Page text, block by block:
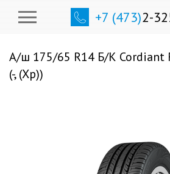
+7 (473)2-
А/ш 175/65 R14 Б/К Cordiant
(-, (Хр))